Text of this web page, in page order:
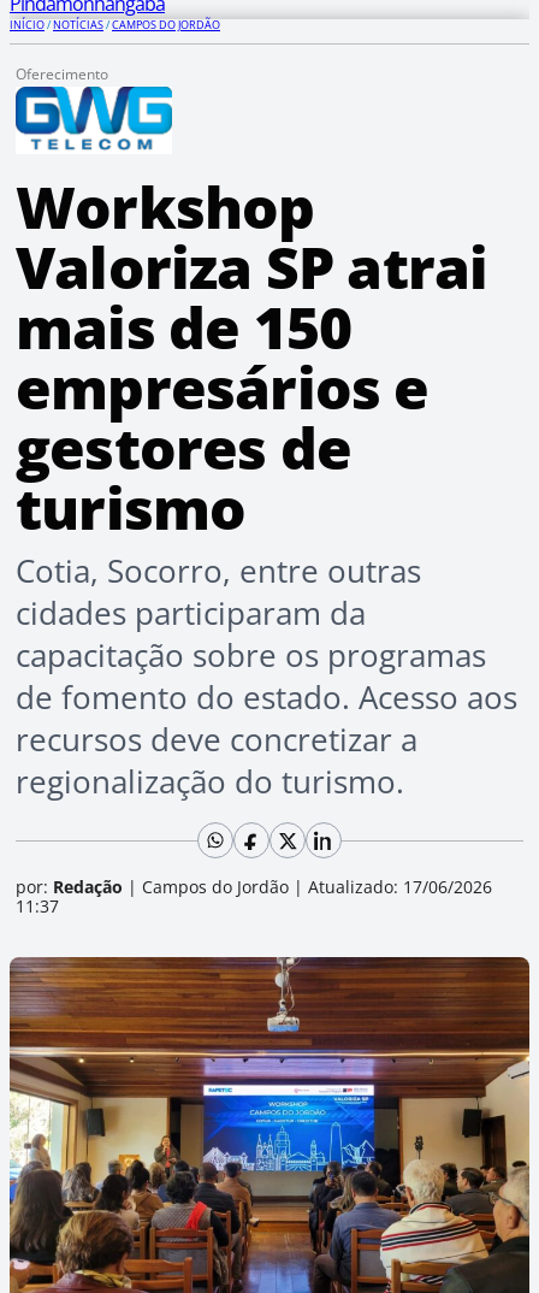
INÍCIO/NOTÍCIAS/CAMPOS DO JORDÃO
Oferecimento
Workshop
Valoriza SP atrai
mais de 150
empresários e
gestores de
turismo
Cotia, Socorro, entre outras
cidades participaram da
capacitação sobre os programas
de fomento do estado. Acesso aos
recursos deve concretizar a
regionalização do turismo.
por: Redação | Campos do Jordão | Atualizado: 17/06/2026
11:37